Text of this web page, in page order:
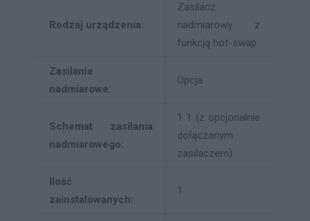
Rodzaj urządzenia:
Zasilacz
nadmiarowy z
funkcją hot-swap
Zasilanie
nadmiarowe:
Opcja
Schemat zasilania
nadmiarowego:
1 1 (z opcjonalnie
dołączanym
zasilaczem)
Ilość
zainstalowanych:
1